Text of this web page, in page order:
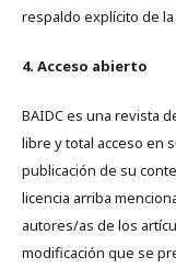
respaldo explícito de
4. Acceso abierto
BAIDC es una revista
libre y total acceso en
publicación de su
licencia arriba
autores/as de los
modificación que se